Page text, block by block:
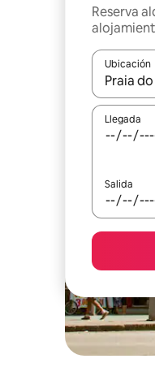
Reserva
Ubicación
Cuando
Llegada
Salida